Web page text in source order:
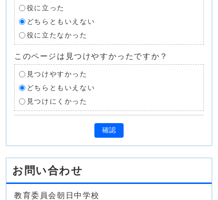
役に立った
どちらともいえない
役に立たなかった
このページは見つけやすかったですか？
見つけやすかった
どちらともいえない
見つけにくかった
確認
お問い合わせ
教育委員会朝日中学校